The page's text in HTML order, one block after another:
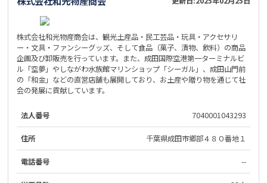
株式会社和光物産商会は、観光土産品・民工芸品・玩具・アクセサリ
ー・文具・ファンシーグッズ、そして食品（菓子、漬物、飲料）の商品
企画及び卸販売を行っています。また、成田国際空港第一ターミナルビ
ル「空夢」やしながわ水族館マリンショップ「シーガル」、成田山門前
の「和金」などの直営店舗も展開しており、お土産や贈り物を通じて社
会の発展に貢献しています。
法人番号 7040001043293
住所 千葉県成田市郷部４８０番地１
電話番号 --